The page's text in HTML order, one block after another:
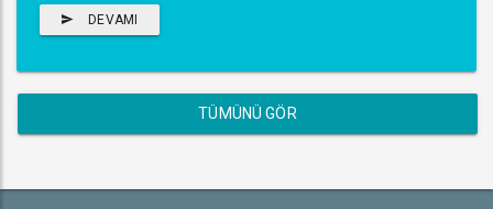
DEVAMI
TÜMÜNÜ GÖR